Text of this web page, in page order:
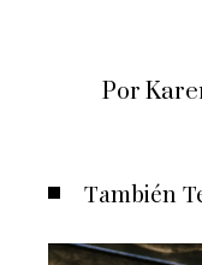
Por
También